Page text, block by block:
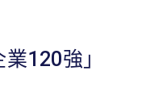
120強」